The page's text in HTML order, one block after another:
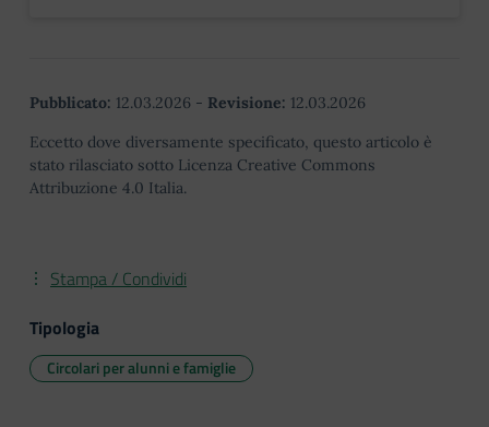
Pubblicato: 12.03.2026 - Revisione: 12.03.2026
Eccetto dove diversamente specificato, questo articolo è
stato rilasciato sotto Licenza Creative Commons
Attribuzione 4.0 Italia.
Stampa / Condividi
Tipologia
Circolari per alunni e famiglie